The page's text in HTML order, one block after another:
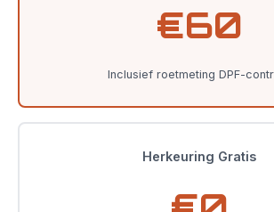
€60
Inclusief roetmeting DPF-
Herkeuring Gratis